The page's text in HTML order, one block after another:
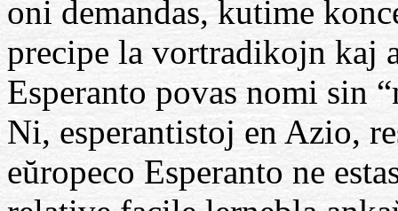
oni demandas, kutime
precipe la vortradikojn kaj
Esperanto povas nomi sin
Ni, esperantistoj en Azio,
eŭropeco Esperanto ne